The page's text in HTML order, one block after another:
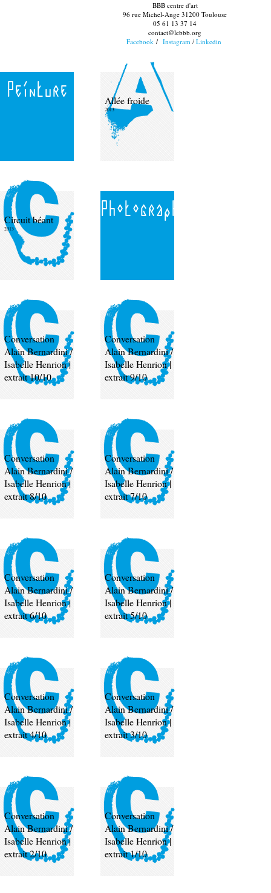
BBB centre d'art
96 rue Michel-Ange 31200 Toulouse
05 61 13 37 14
contact@lebbb.org
Facebook / Instagram / Linkedin
Peinture Allée froide
2013
Circuit béant
2013
Photographie
Conversation
Alain Bernardini /
Isabelle Henrion |
extrait 10/10
Conversation
Alain Bernardini /
Isabelle Henrion |
extrait 9/10
Conversation
Alain Bernardini /
Isabelle Henrion |
extrait 8/10
Conversation
Alain Bernardini /
Isabelle Henrion |
extrait 7/10
Conversation
Alain Bernardini /
Isabelle Henrion |
extrait 6/10
Conversation
Alain Bernardini /
Isabelle Henrion |
extrait 5/10
Conversation
Alain Bernardini /
Isabelle Henrion |
extrait 4/10
Conversation
Alain Bernardini /
Isabelle Henrion |
extrait 3/10
Conversation
Alain Bernardini /
Isabelle Henrion |
extrait 2/10
Conversation
Alain Bernardini /
Isabelle Henrion |
extrait 1/10